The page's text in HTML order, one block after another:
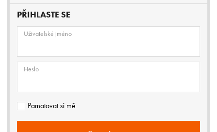
PŘIHLASTE SE
Uživatelské jméno
Heslo
Pamatovat si mě